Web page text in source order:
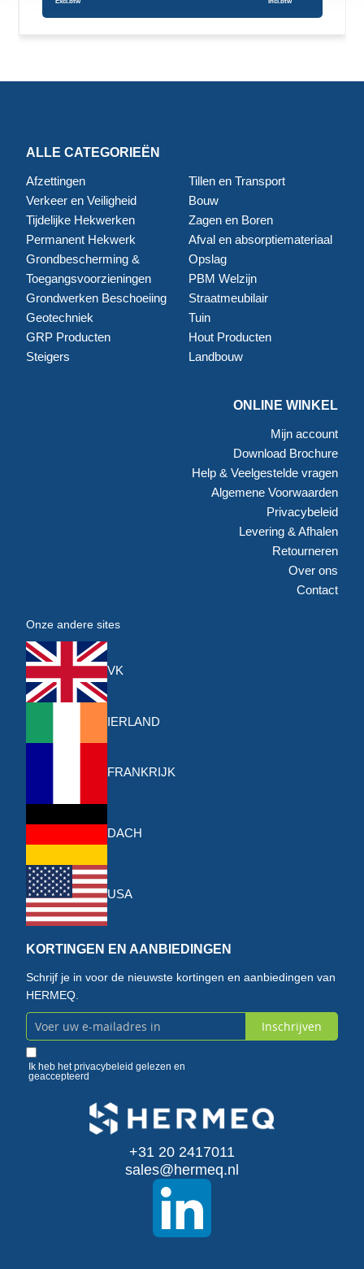
ALLE CATEGORIEËN
Afzettingen
Verkeer en Veiligheid
Tijdelijke Hekwerken
Permanent Hekwerk
Grondbescherming &
Toegangsvoorzieningen
Grondwerken Beschoeiing
Geotechniek
GRP Producten
Steigers
Tillen en Transport
Bouw
Zagen en Boren
Afval en absorptiemateriaal
Opslag
PBM Welzijn
Straatmeubilair
Tuin
Hout Producten
Landbouw
ONLINE WINKEL
Mijn account
Download Brochure
Help & Veelgestelde vragen
Algemene Voorwaarden
Privacybeleid
Levering & Afhalen
Retourneren
Over ons
Contact
Onze andere sites
VK
IERLAND
FRANKRIJK
DACH
USA
KORTINGEN EN AANBIEDINGEN
Schrijf je in voor de nieuwste kortingen en aanbiedingen van
HERMEQ.
Abonneer
u
Inschrijven
Ik heb hetprivacybeleid gelezen en
geaccepteerd
+31 20 2417011
sales@hermeq.nl